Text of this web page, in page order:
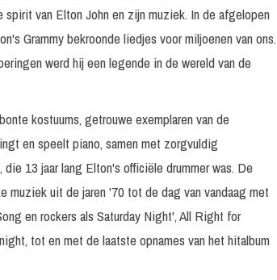
van Elton John en zijn muziek. In de afgelopen
Grammy bekroonde liedjes voor miljoenen van ons.
werd hij een legende in de wereld van de
kostuums, getrouwe exemplaren van de
en speelt piano, samen met zorgvuldig
13 jaar lang Elton's officiële drummer was. De
uit de jaren '70 tot de dag van vandaag met
en rockers als Saturday Night', All Right for
tot en met de laatste opnames van het hitalbum